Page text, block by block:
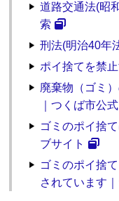
道路交通法(昭
索
刑法(明治40年
ポイ捨てを禁
廃棄物（ゴミ
｜つくば市公
ゴミのポイ捨
ブサイト
ゴミのポイ捨
されています